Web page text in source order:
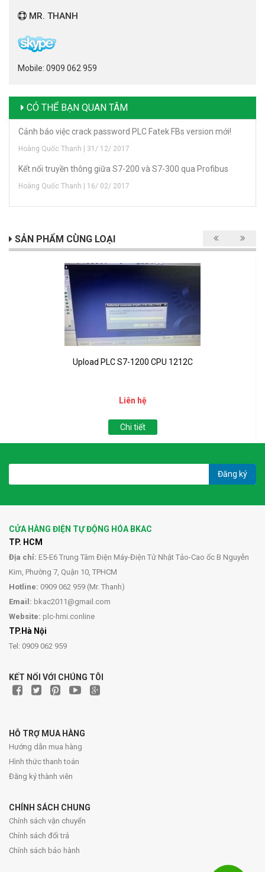
MR. THANH
Mobile: 0909 062 959
CÓ THỂ BẠN QUAN TÂM
Cảnh báo việc crack password PLC Fatek FBs version mới!
Hoàng Quốc Thanh | 31/ 12/ 2017
Kết nối truyền thông giữa S7-200 và S7-300 qua Profibus
Hoàng Quốc Thanh | 16/ 02/ 2017
SẢN PHẨM CÙNG LOẠI
Upload PLC S7-1200 CPU 1212C
Liên hệ
Chi tiết
Đăng ký
CỬA HÀNG ĐIỆN TỰ ĐỘNG HÓA BKAC
TP. HCM
Địa chỉ: E5-E6 Trung Tâm Điện Máy-Điện Tử Nhật Tảo-Cao ốc B Nguyễn
Kim, Phường 7, Quận 10, TPHCM
Hotline: 0909 062 959 (Mr. Thanh)
Email: bkac2011@gmail.com
Website: plc-hmi.conline
TP.Hà Nội
Tel: 0909 062 959
KẾT NỐI VỚI CHÚNG TÔI
HỖ TRỢ MUA HÀNG
Hướng dẫn mua hàng
Hình thức thanh toán
Đăng ký thành viên
CHÍNH SÁCH CHUNG
Chính sách vận chuyển
Chính sách đổi trả
Chính sách bảo hành